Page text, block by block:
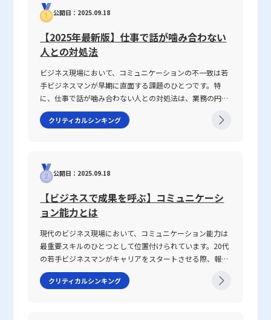
確化、関係者間の綿密なコミュニケーション、そして定期的なフィ
ードバックが不可欠である。今後、デジタルトランスフォーメーシ
ョンが進展する中、ハンズオンを通じた経営支援や人材育成は、企
業の持続的な成長にとってますます重要な手法として位置付けられ
ることが予想される。 企業が現場で自らの手を動かし、迅速かつ
実践的な改革を行うための手法として、ハンズオンは理論と実務の
架け橋として機能する。変化の激しい市場環境において、迅速な対
応と柔軟な思考は成功の鍵となる。今後も、この実践的アプローチ
加速や人材育成の強化に寄与するであろう。
つ、ビジネスモデルキャンバスを戦略的ツールとして活用する姿勢
が、成功への鍵となるでしょう。
確に評価する必要があります。また、集成型多角化戦略を採用する
場合は、異なる分野間での統合作業に伴うガバナンスの問題も重要
な懸念事項です。M&Aを通じた企業統合においては、買収後の経営
統合プロセスを明確に定め、失敗リスクを最小限に抑えるための対
策を講じることが求められます。このように、各多角化戦略には固
有の注意点が存在するため、導入前に十分な検討とシミュレーショ
ンが不可欠となります。 多角化戦略成功のためのポイント 多角化
戦略を成功に導くためには、以下の4つのポイントが重要です。ま
野に進出する際、仮説に基づいた調査を繰り返し行い、マーケット
との協業によって、資金や技術の面でリスクヘッジを図ることが可
能です。特に中小企業やスタートアップの場合、戦略的アライアン
スは効率的な新規事業展開の鍵を握ります。第三に、既存サービス
のマイナーチェンジや市場の微調整を行うアプローチも効果的で
たな市場に対応できる場合、その迅速な対応が競争力を高める手段
となります。第四に、完全に新規の事業立ち上げにおいては、初期
投資を小規模に抑え、段階的な成長を目指すことが推奨されます。
大規模な投資を一気に行うと、失敗した場合の財務リスクが非常に
大きくなるため、リスク管理を徹底することが求められます。これ
公開日：2025.09.18
【2025年最新版】仕事で話が噛み合わない
人との対処法
ビジネス現場において、コミュニケーションの不一致は若
手ビジネスマンが早期に直面する課題のひとつです。特
に、仕事で話が噛み合わない人との対処法は、業務の円滑
な遂行や信頼関係の構築に直結する重要なテーマです。
2025年の現代において、情報の多様化や働き方の変化が進
では、なぜ「話が噛み合わない状態」が生じるのか、その
原因と背景を整理するとともに、仕事で話が噛み合わない
マンが抱えるコミュニケーションギャップについて、論理
的思考を交えて解説し、実務で役立つヒントを提供しま
「話がかみ合わない状態」とは、意図や目的の認識のズ
レ、情報の伝達不足、さらには前提条件の違いにより、相
手と効果的なコミュニケーションが図れない状況を指しま
す。多くの場合、このような現象は一方的な問題ではな
く、双方の認識の不一致や話の抽象度が高すぎることから
クリティカルシンキング
公開日：2025.09.18
【ビジネスで成果を呼ぶ】コミュニケーシ
ョン能力とは
現代のビジネス現場において、コミュニケーション能力は
最重要スキルのひとつとして位置付けられています。20代
の若手ビジネスマンがキャリアをスタートさせる際、報
告・連絡・相談はもちろん、上司・部下、部署間、さらに
は対外の取引先との関係構築にもおいて、この能力は不可
クリティカルシンキング